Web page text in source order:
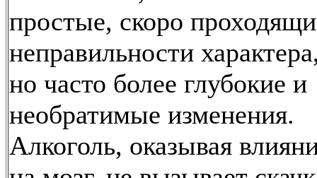
простые, скоро
неправильности
но часто более глубокие и
необратимые изменения.
Алкоголь, оказывая